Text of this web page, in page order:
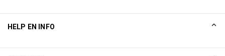
HELP EN INFO